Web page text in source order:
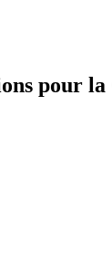
pour la